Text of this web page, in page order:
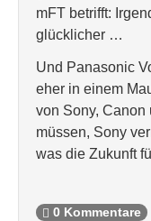
mFT betrifft:
glücklicher …
Und Panasonic
eher in einem
von Sony, Canon
müssen, Sony
was die Zukunft
0 Kommentare